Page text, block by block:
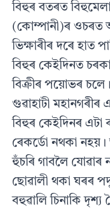
বিহুৰ বতৰত
(কোম্পানী)ৰ ওচৰত
ভিক্ষাৰীৰ দৰে হাত
বিহুৰ কেইদিনত
বিক্ৰীৰ পয়ােভৰ
গুৱাহাটী
বিহুৰ কেইদিনৰ এটা
ৰেকর্ডো নথকা
হুঁচৰি গাবলৈ
ছােৱালী থকা ঘৰৰ
বহুৱালি চিনাকি